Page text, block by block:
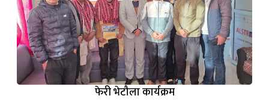
फेरी भेटौला कार्यक्रम